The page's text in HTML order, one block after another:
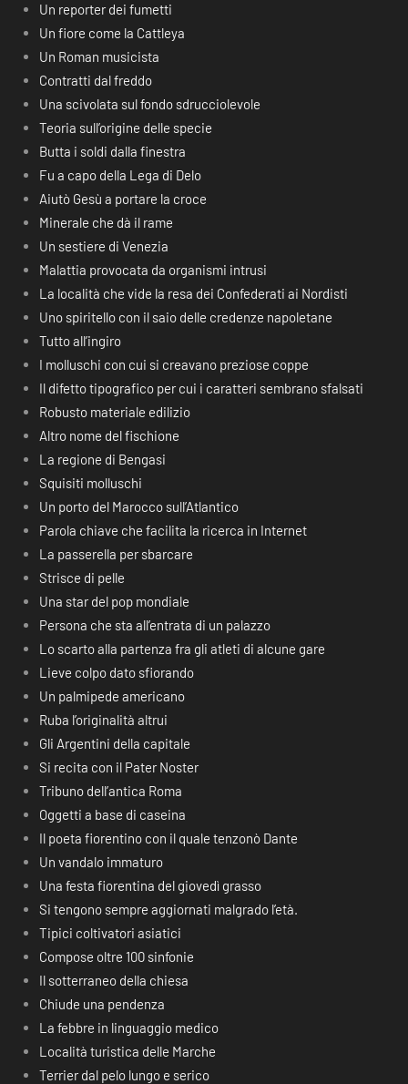
Un reporter dei fumetti
Un fiore come la Cattleya
Un Roman musicista
Contratti dal freddo
Una scivolata sul fondo sdrucciolevole
Teoria sull’origine delle specie
Butta i soldi dalla finestra
Fu a capo della Lega di Delo
Aiutò Gesù a portare la croce
Minerale che dà il rame
Un sestiere di Venezia
Malattia provocata da organismi intrusi
La località che vide la resa dei Confederati ai Nordisti
Uno spiritello con il saio delle credenze napoletane
Tutto all’ingiro
I molluschi con cui si creavano preziose coppe
Il difetto tipografico per cui i caratteri sembrano sfalsati
Robusto materiale edilizio
Altro nome del fischione
La regione di Bengasi
Squisiti molluschi
Un porto del Marocco sull’Atlantico
Parola chiave che facilita la ricerca in Internet
La passerella per sbarcare
Strisce di pelle
Una star del pop mondiale
Persona che sta all’entrata di un palazzo
Lo scarto alla partenza fra gli atleti di alcune gare
Lieve colpo dato sfiorando
Un palmipede americano
Ruba l’originalità altrui
Gli Argentini della capitale
Si recita con il Pater Noster
Tribuno dell’antica Roma
Oggetti a base di caseina
Il poeta fiorentino con il quale tenzonò Dante
Un vandalo immaturo
Una festa fiorentina del giovedì grasso
Si tengono sempre aggiornati malgrado l’età.
Tipici coltivatori asiatici
Compose oltre 100 sinfonie
Il sotterraneo della chiesa
Chiude una pendenza
La febbre in linguaggio medico
Località turistica delle Marche
Terrier dal pelo lungo e serico